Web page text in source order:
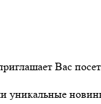
Вас
уникальные